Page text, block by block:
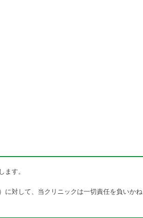
す。
に対して、当クリニックは一切責任を負いかね